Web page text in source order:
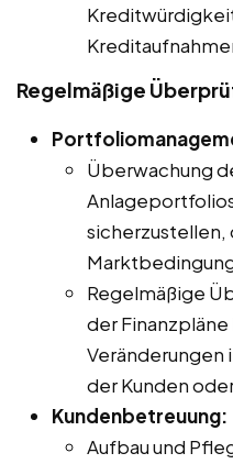
Regelmäßige
Überwachung
sicherzustellen,
Regelmäßige
der
Veränderungen
der Kunden
Kundenbetreuung:
Aufbau und